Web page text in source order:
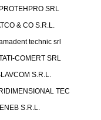
SRL
& CO S.R.L.
technic srl
COMERT SRL
S.R.L.
TEC
S.R.L.